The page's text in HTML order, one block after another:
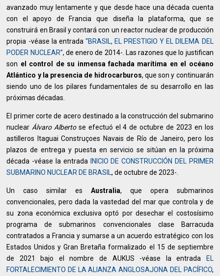
avanzado muy lentamente y que desde hace una década cuenta
con el apoyo de Francia que diseña la plataforma, que se
construirá en Brasil y contará con un reactor nuclear de producción
propia -véase la entrada “BRASIL, EL PRESTIGIO Y EL DILEMA DEL
PODER NUCLEAR”, de enero de 2014-. Las razones que lo justifican
son el control de su inmensa fachada marítima en el océano
Atlántico y la presencia de hidrocarburos, que son y continuarán
siendo uno de los pilares fundamentales de su desarrollo en las
próximas décadas.
El primer corte de acero destinado a la construcción del submarino
nuclear Álvaro Albertose efectuó el 4 de octubre de 2023 en los
astilleros Itaguai Construçoes Navais de Río de Janeiro, pero los
plazos de entrega y puesta en servicio se sitúan en la próxima
década -véase la entrada
INICIO DE CONSTRUCCIÓN DEL PRIMER
SUBMARINO NUCLEAR DE BRASIL, de octubre de 2023-.
Un caso similar es Australia, que opera submarinos
convencionales, pero dada la vastedad del mar que controla y de
su zona económica exclusiva optó por desechar el costosísimo
programa de submarinos convencionales clase Barracuda
contratados a Francia y sumarse a un acuerdo estratégico con los
Estados Unidos y Gran Bretaña formalizado el 15 de septiembre
de 2021 bajo el nombre de AUKUS -véase la entrada
EL
FORTALECIMIENTO DE LA ALIANZA ANGLOSAJONA DEL PACÍFICO,